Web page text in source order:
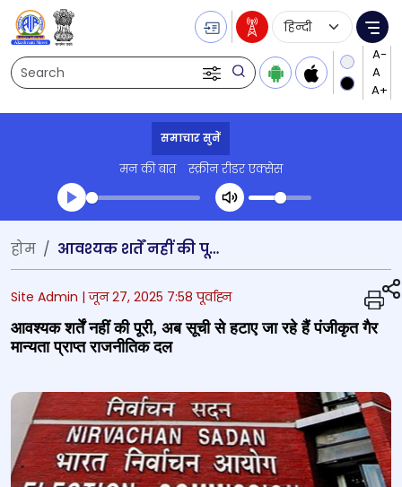
Search
Language
समाचार सुनें
मन की बात स्क्रीन रीडर एक्सेस
Transcript summary
प्ले ऑडियो
होम आवश्यक शर्तें नहीं की पूरी, अब सूची से हटाए जा रहे हैं पंजीकृत गैर मान्यता प्राप्त राजनीतिक दल
Site Admin |जून 27, 2025 7:58 पूर्वाह्न
आवश्यक शर्तें नहीं की पूरी, अब सूची से हटाए जा रहे हैं पंजीकृत गैर
मान्यता प्राप्त राजनीतिक दल